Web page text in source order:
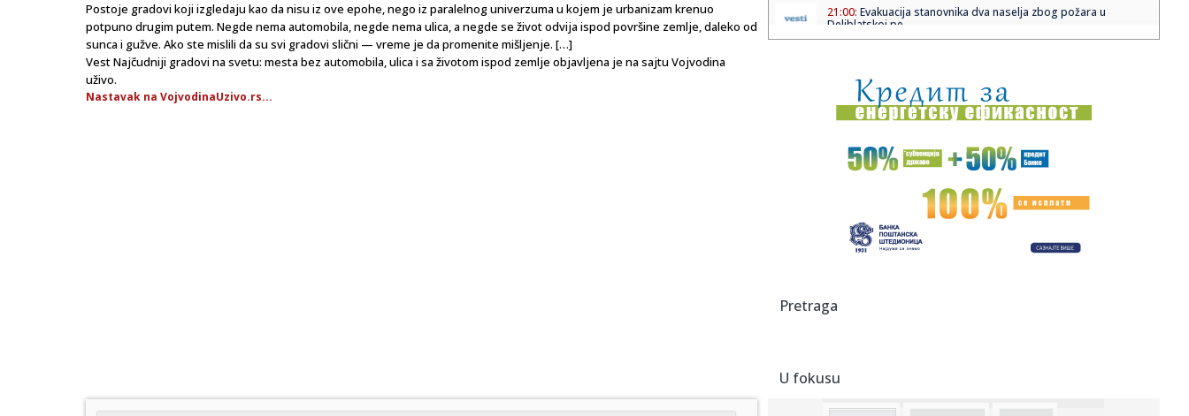
Postoje gradovi koji izgledaju kao da nisu iz ove epohe, nego iz paralelnog univerzuma u kojem je urbanizam krenuo
potpuno drugim putem. Negde nema automobila, negde nema ulica, a negde se život odvija ispod površine zemlje, daleko od
sunca i gužve. Ako ste mislili da su svi gradovi slični — vreme je da promenite mišljenje. […]
Vest Najčudniji gradovi na svetu: mesta bez automobila, ulica i sa životom ispod zemlje objavljena je na sajtu Vojvodina
uživo.
Nastavak na VojvodinaUzivo.rs...
21:00: Evakuacija stanovnika dva naselja zbog požara u
Deliblatskoj pe...
20:58:Od prodaje pilića do letovanja na jahti: Novi prizori Bojane
i M...
20:57:Kineski proizvođač robota procenjen na više od devet
milijardi...
OVO NE SME DA SE DESI NI U SNU: Crvena zvezda može da
20:53:"Petarda" Hajduka iz Splita u Litvaniji
traže ap...
20:45:
Pretraga
U fokusu